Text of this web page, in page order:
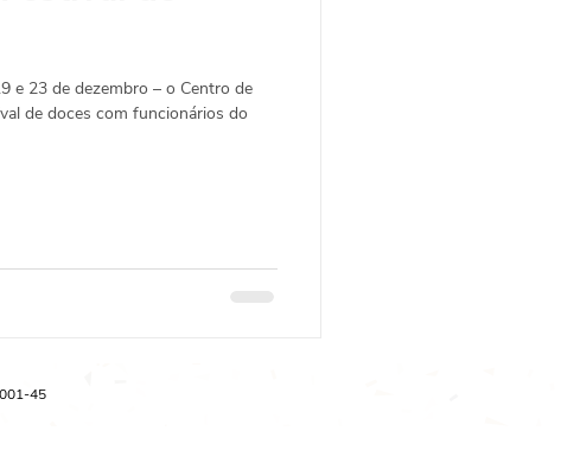
e 23 de dezembro – o Centro de
de doces com funcionários do
45